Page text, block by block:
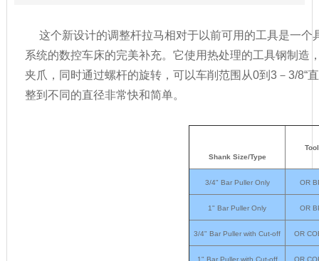
这个新设计的调整杆拉马相对于以前可用的工具是一个
系统的数控车床的完美补充。它使用热处理的工具钢制造
夹爪 ， 同时通过螺杆的旋转，可以车削 范围 从0到3－ 3/8“
整到 不同 的直径非常快和简单。
Shank Size/Type
3/4" Bar Puller Only OR
1" Bar Puller Only OR
3/4" Bar Puller with Cut-off OR
1" Bar Puller with Cut-off OR